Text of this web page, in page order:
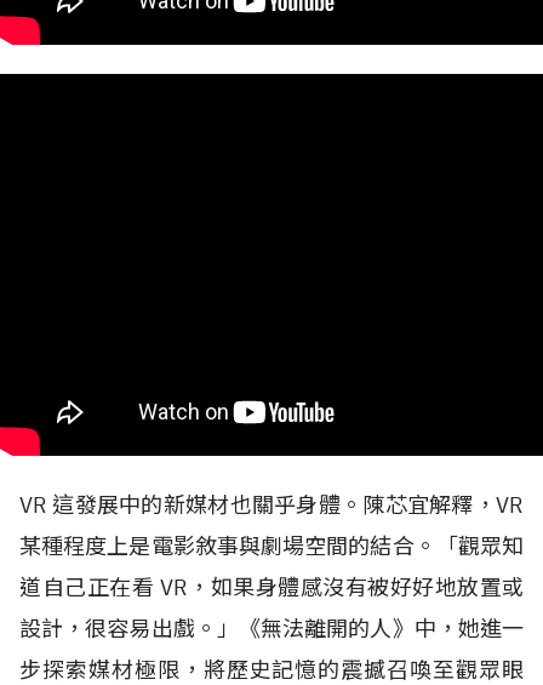
VR 這發展中的新媒材也關乎身體。陳芯宜解釋，VR
某種程度上是電影敘事與劇場空間的結合。「觀眾知
道自己正在看 VR ，如果身體感沒有被好好地放置或
設計，很容易出戲。」《無法離開的人》中，她進一
步探索媒材極限，將歷史記憶的震撼召喚至觀眾眼